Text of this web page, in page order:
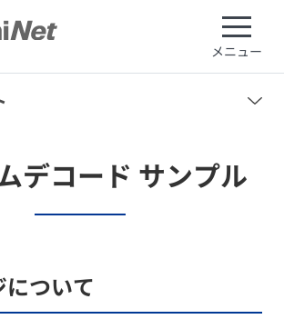
メニュー
デコード サンプル
ついて